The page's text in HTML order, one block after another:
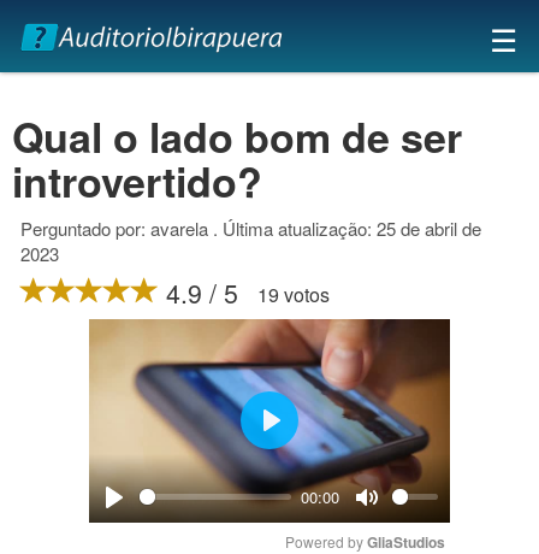
×
☰
Qual o lado bom de ser
introvertido?
Perguntado por: avarela . Última atualização: 25 de abril de
2023
4.9 / 5 19 votos
Play
00:00
Mute
Play
Powered by GliaStudios